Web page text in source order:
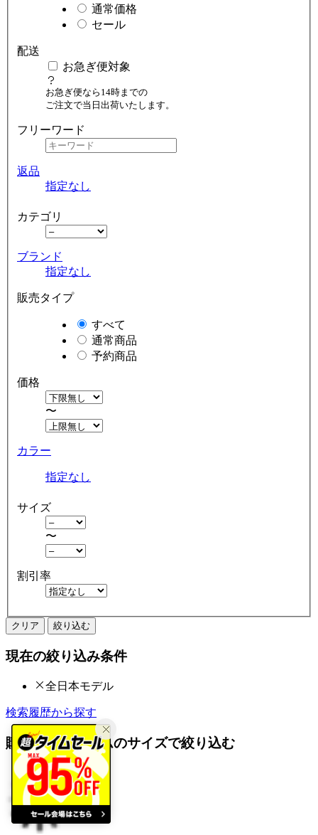
通常価格
セール
配送
お急ぎ便対象
お急ぎ便なら14時までの
ご注文で当日出荷いたします。
フリーワード
返品
指定なし
カテゴリ
ブランド
指定なし
販売タイプ
すべて
通常商品
予約商品
価格
〜
カラー
指定なし
サイズ
〜
割引率
クリア 絞り込む
現在の絞り込み条件
全日本モデル
検索履歴から探す
購入済みアイテムのサイズで絞り込む